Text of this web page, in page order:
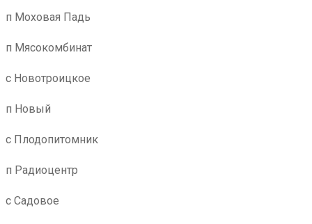
п Моховая Падь
п Мясокомбинат
с Новотроицкое
п Новый
с Плодопитомник
п Радиоцентр
с Садовое